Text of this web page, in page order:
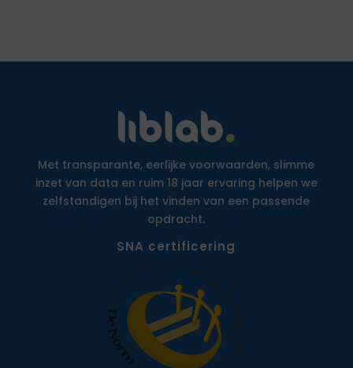
Met transparante, eerlijke voorwaarden, slimme
inzet van data en ruim 18 jaar ervaring helpen we
zelfstandigen bij het vinden van een passende
opdracht.
SNA certificering